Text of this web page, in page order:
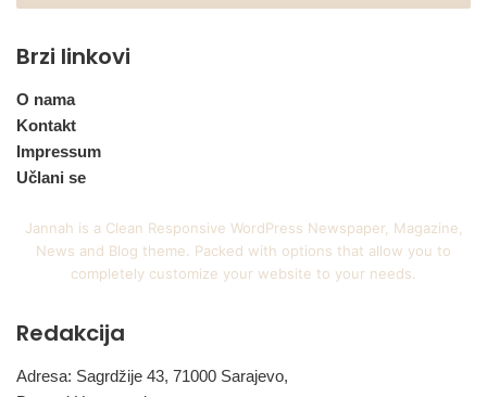
Brzi linkovi
O nama
Kontakt
Impressum
Učlani se
Jannah is a Clean Responsive WordPress Newspaper, Magazine,
News and Blog theme. Packed with options that allow you to
completely customize your website to your needs.
Redakcija
Adresa: Sagrdžije 43, 71000 Sarajevo,